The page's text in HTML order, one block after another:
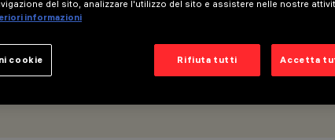
del sito, analizzare l'utilizzo del sito e assistere nelle nostre
informazioni
Rifiuta tutti Accetta
cookie